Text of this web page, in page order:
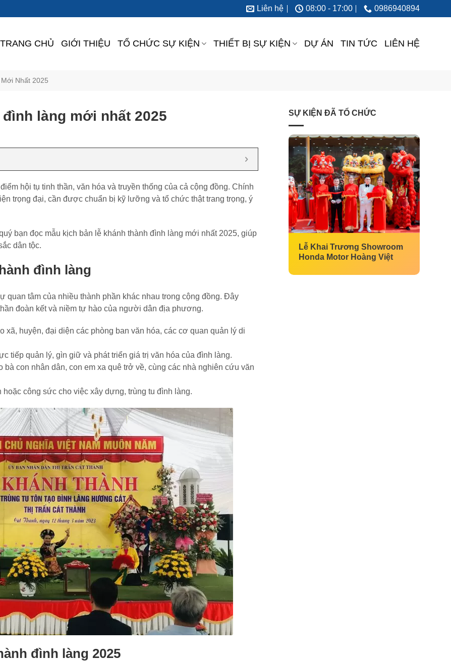
Liên hệ 08:00 - 17:00 0986940894
TRANG CHỦ GIỚI THIỆU TỔ CHỨC SỰ KIỆN THIẾT BỊ SỰ KIỆN DỰ ÁN TIN TỨC LIÊN HỆ
Nhất 2025
làng mới nhất 2025
hội tụ tinh thần, văn hóa và truyền thống của cả cộng đồng. Chính
trọng đại, cần được chuẩn bị kỹ lưỡng và tổ chức thật trang trọng, ý
bạn đọc mẫu kịch bản lễ khánh thành đình làng mới nhất 2025, giúp
dân tộc.
đình làng
quan tâm của nhiều thành phần khác nhau trong cộng đồng. Đây
đoàn kết và niềm tự hào của người dân địa phương.
huyện, đại diện các phòng ban văn hóa, các cơ quan quản lý di
tiếp quản lý, gìn giữ và phát triển giá trị văn hóa của đình làng.
con nhân dân, con em xa quê trở về, cùng các nhà nghiên cứu văn
công sức cho việc xây dựng, trùng tu đình làng.
đình làng 2025
SỰ KIỆN ĐÃ TỔ CHỨC
Lễ Khai Trương Showroom
Honda Motor Hoàng Việt